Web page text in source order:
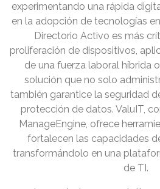
experimentando una rápida
en la adopción de tecnologías
Directorio Activo es más
proliferación de dispositivos,
de una fuerza laboral híbrida
solución que no solo
también garantice la seguridad
protección de datos. ValuIT,
ManageEngine, ofrece
fortalecen las capacidades
transformándolo en una
de TI.